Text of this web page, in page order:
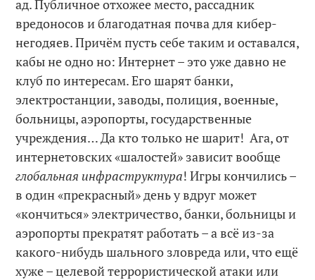
ад. Публичное отхожее место, рассадник
вредоносов и благодатная почва для кибер-
негодяев. Причём пусть себе таким и оставался,
кабы не одно но: Интернет – это уже давно не
клуб по интересам. Его шарят банки,
электростанции, заводы, полиция, военные,
больницы, аэропорты, государственные
учреждения… Да кто только не шарит! Ага, от
интернетовских «шалостей» зависит вообще
глобальная инфраструктура! Игры кончились –
в один «прекрасный» день у вдруг может
«кончиться» электричество, банки, больницы и
аэропорты прекратят работать – а всё из-за
какого-нибудь шального зловреда или, что ещё
хуже – целевой террористической атаки или